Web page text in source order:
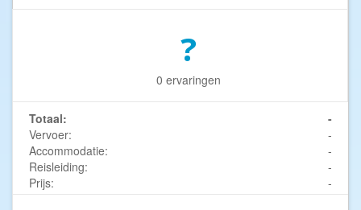
?
0 ervaringen
Totaal:
-
Vervoer:
-
Accommodatie:
-
Reisleiding:
-
Prijs:
-